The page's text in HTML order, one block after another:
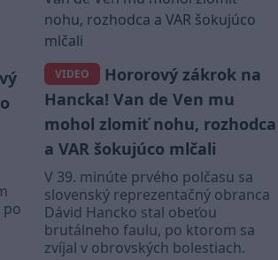
VIDEO
Hororový zákrok na
Hancka! Van de Ven mu
mohol zlomiť nohu, rozhodca
a VAR šokujúco mlčali
V 39. minúte prvého polčasu sa
slovenský reprezentačný obranca
Dávid Hancko stal obeťou
brutálneho faulu, po ktorom sa
zvíjal v obrovských bolestiach.